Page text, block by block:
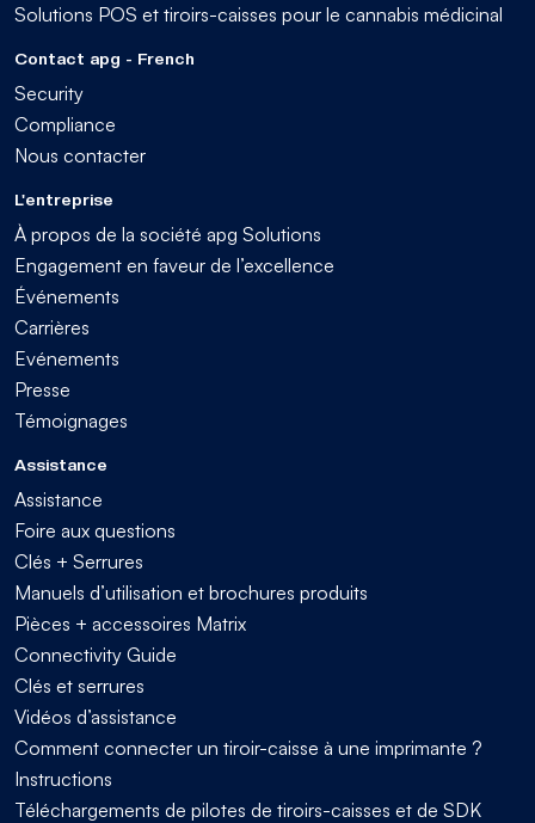
Solutions POS et tiroirs-caisses pour le cannabis médicinal
Contact apg - French
Security
Compliance
Nous contacter
L'entreprise
À propos de la société apg Solutions
Engagement en faveur de l’excellence
Événements
Carrières
Evénements
Presse
Témoignages
Assistance
Assistance
Foire aux questions
Clés + Serrures
Manuels d’utilisation et brochures produits
Pièces + accessoires Matrix
Connectivity Guide
Clés et serrures
Vidéos d’assistance
Comment connecter un tiroir-caisse à une imprimante ?
Instructions
Téléchargements de pilotes de tiroirs-caisses et de SDK